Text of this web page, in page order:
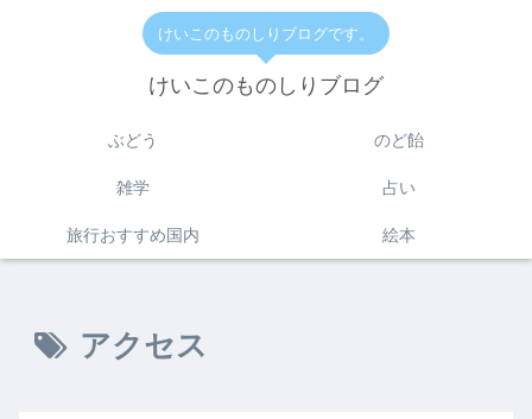
けいこのものしりブログです。
けいこのものしりブログ
ぶどう のど飴
雑学 占い
旅行おすすめ国内 絵本
アクセス